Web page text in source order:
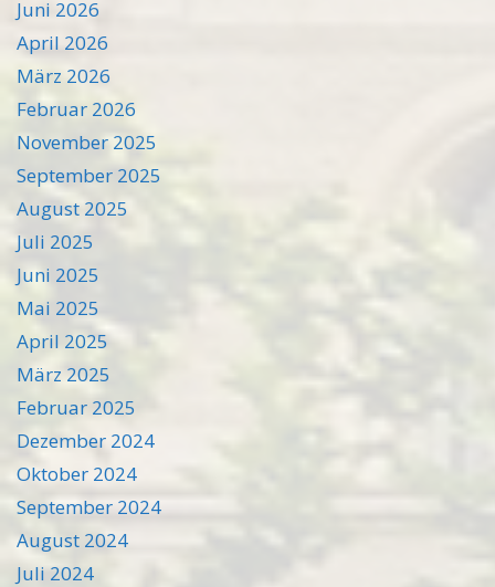
Juni 2026
April 2026
März 2026
Februar 2026
November 2025
September 2025
August 2025
Juli 2025
Juni 2025
Mai 2025
April 2025
März 2025
Februar 2025
Dezember 2024
Oktober 2024
September 2024
August 2024
Juli 2024